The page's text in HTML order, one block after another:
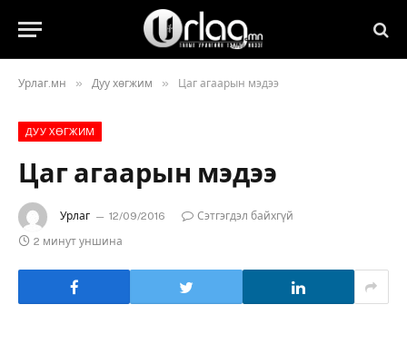
Урлаг.мн » Дуу хөгжим » Цаг агаарын мэдээ
ДУУ ХӨГЖИМ
Цаг агаарын мэдээ
Урлаг 12/09/2016
Сэтгэгдэл байхгүй
2 минут уншина